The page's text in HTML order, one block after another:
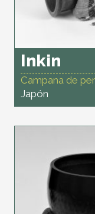
Inkin
Campana de
Japón